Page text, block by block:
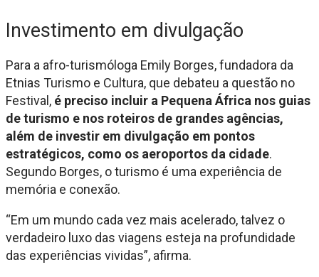
Investimento em divulgação
Para a afro-turismóloga Emily Borges, fundadora da
Etnias Turismo e Cultura, que debateu a questão no
Festival, é preciso incluir a Pequena África nos guias
de turismo e nos roteiros de grandes agências,
além de investir em divulgação em pontos
estratégicos, como os aeroportos da cidade.
Segundo Borges, o turismo é uma experiência de
memória e conexão.
“Em um mundo cada vez mais acelerado, talvez o
verdadeiro luxo das viagens esteja na profundidade
das experiências vividas”, afirma.